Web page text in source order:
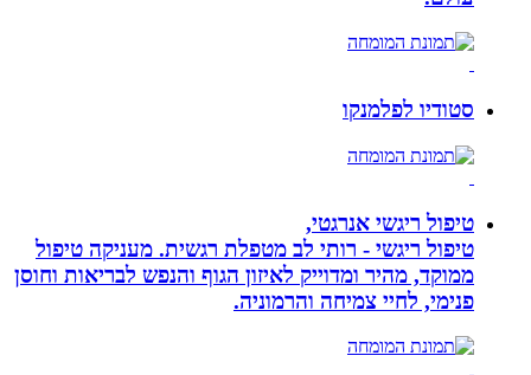
סטודיו לפלמנקו
טיפול ריגשי אנרגטי,
טיפול ריגשי - רותי לב מטפלת רגשית. מעניקה טיפול
ממוקד, מהיר ומדוייק לאיזון הגוף והנפש לבריאות וחוסן
פנימי, לחיי צמיחה והרמוניה.